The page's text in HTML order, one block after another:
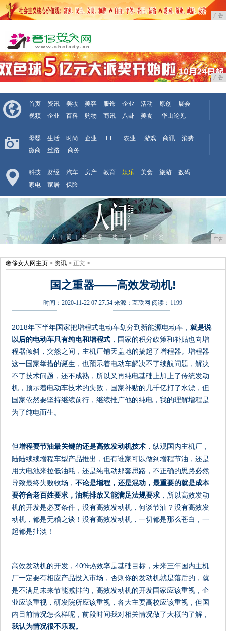
广告
广告
首页 资讯 美妆 美容 服饰 企业 活动 原创
展会
视频
企业 百科 购物 商讯 八卦 美食 华山论见
母婴 生活 时尚 企业 I T 农业 游戏 商讯
消费
微商
丝路 商务
科技 财经 汽车 房产 教育 娱乐 美食 旅游
数码
家电
家居 保险
广告
奢侈女人网主页 > 资讯 > 正文 >
国之重器——高效发动机!
时间：2020-11-22 07:27:54 来源：互联网 阅读：1199
2018年下半年国家把增程式电动车划分到新能源电动车，就是说
以后的电动车只有纯电和增程式 ，国家的积分政策和补贴也向增
程器倾斜，突然之间，主机厂铺天盖地的搞起了增程器。增程器
这一国家举措的诞生，也预示着电动车解决不了续航问题，解决
不了技术问题，还不成熟，所以又再纯电基础上加上了传统发动
机，预示着电动车技术的失败，国家补贴的几千亿打了水漂，但
国家依然要坚持继续前行，继续推广他的纯电，我的理解增程是
为了纯电而生。
但增程要节油最关键的还是高效发动机技术 ，纵观国内主机厂，
陆陆续续增程车型产品推出，但有谁家可以做到增程节油，还是
用大电池来拉低油耗，还是纯电动那套思路，不正确的思路必然
导致最终失败收场，不论是增程，还是混动，最重要的就是成本
要符合老百姓要求，油耗排放又能满足法规要求 ，所以高效发动
机的开发是必要条件，没有高效发动机，何谈节油？没有高效发
动机，都是无稽之谈！没有高效发动机，一切都是那么苍白，一
起都是扯淡！
高效发动机的开发，40%热效率是基础目标，未来三年国内主机
厂一定要有相应产品投入市场，否则你的发动机就是落后的，就
是不满足未来节能减排的，高效发动机的开发国家应该重视，企
业应该重视，研发院所应该重视，各大主要高校应该重视，但国
内目前情况怎么样呢，前段时间我对相关情况做了大概的了解，
我认为情况很不乐观。